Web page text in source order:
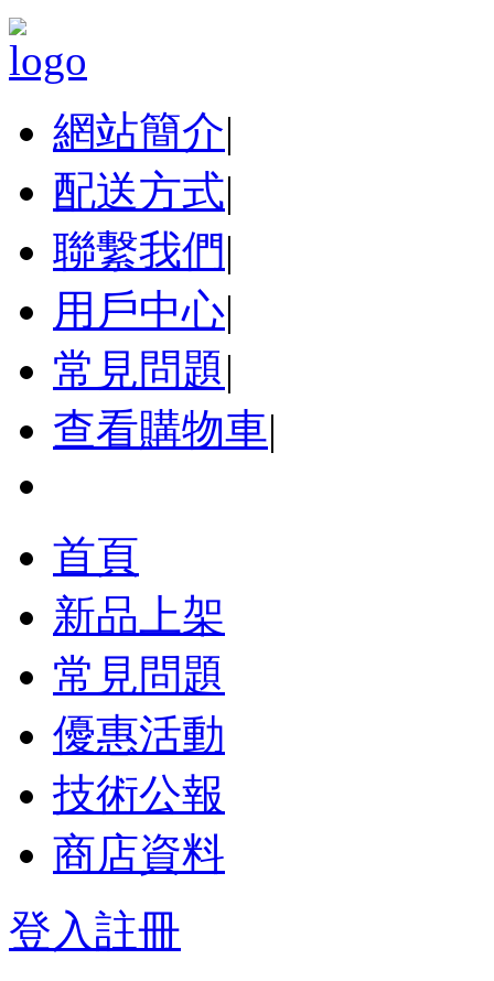
網站簡介|
配送方式|
聯繫我們|
用戶中心|
常見問題|
查看購物車|
首頁
新品上架
常見問題
優惠活動
技術公報
商店資料
登入註冊